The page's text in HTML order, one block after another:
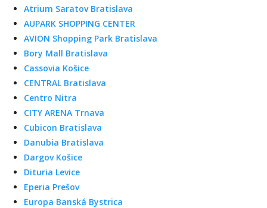
Atrium Saratov Bratislava
AUPARK SHOPPING CENTER
AVION Shopping Park Bratislava
Bory Mall Bratislava
Cassovia Košice
CENTRAL Bratislava
Centro Nitra
CITY ARENA Trnava
Cubicon Bratislava
Danubia Bratislava
Dargov Košice
Dituria Levice
Eperia Prešov
Europa Banská Bystrica